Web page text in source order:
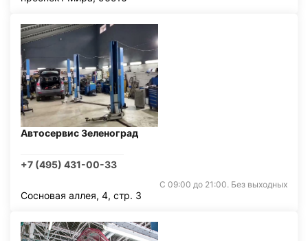
Автосервис Зеленоград
+7 (495) 431-00-33
С 09:00 до 21:00. Без выходных
Сосновая аллея, 4, стр. 3